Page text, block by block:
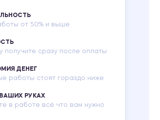
от 50% и выше
получите сразу после оплаты
ДЕНЕГ
работы стоят гораздо ниже
РУКАХ
в работе всё что вам нужно